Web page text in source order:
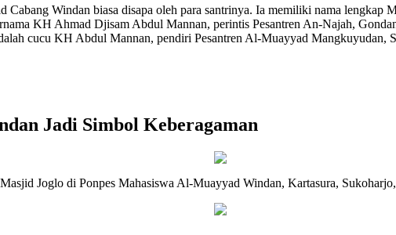
Windan biasa disapa oleh para santrinya. Ia memiliki nama lengkap
KH Ahmad Djisam Abdul Mannan, perintis Pesantren An-Najah,
cucu KH Abdul Mannan, pendiri Pesantren Al-Muayyad Mangkuyudan,
Jadi Simbol Keberagaman
Joglo di Ponpes Mahasiswa Al-Muayyad Windan, Kartasura,